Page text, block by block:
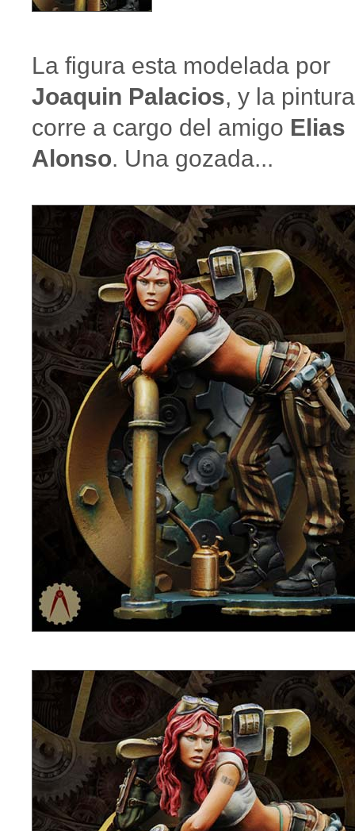
La figura esta modelada por
Joaquin Palacios, y la pintura
corre a cargo del amigo Elias
Alonso. Una gozada...